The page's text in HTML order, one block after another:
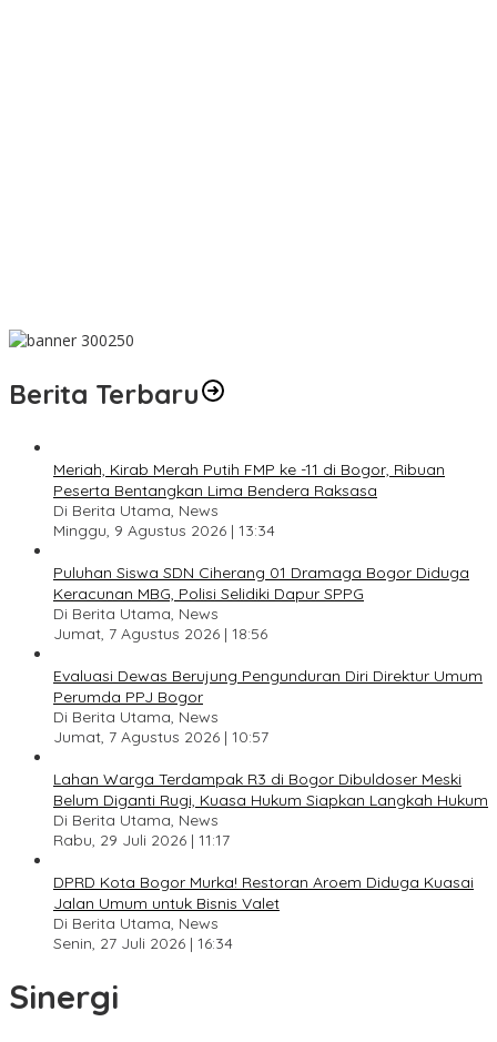
Berita Terbaru
Meriah, Kirab Merah Putih FMP ke -11 di Bogor, Ribuan
Peserta Bentangkan Lima Bendera Raksasa
Di Berita Utama, News
Minggu, 9 Agustus 2026 | 13:34
Puluhan Siswa SDN Ciherang 01 Dramaga Bogor Diduga
Keracunan MBG, Polisi Selidiki Dapur SPPG
Di Berita Utama, News
Jumat, 7 Agustus 2026 | 18:56
Evaluasi Dewas Berujung Pengunduran Diri Direktur Umum
Perumda PPJ Bogor
Di Berita Utama, News
Jumat, 7 Agustus 2026 | 10:57
Lahan Warga Terdampak R3 di Bogor Dibuldoser Meski
Belum Diganti Rugi, Kuasa Hukum Siapkan Langkah Hukum
Di Berita Utama, News
Rabu, 29 Juli 2026 | 11:17
DPRD Kota Bogor Murka! Restoran Aroem Diduga Kuasai
Jalan Umum untuk Bisnis Valet
Di Berita Utama, News
Senin, 27 Juli 2026 | 16:34
Sinergi